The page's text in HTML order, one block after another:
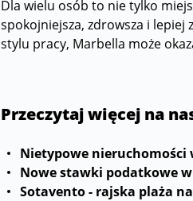
Dla wielu osób to nie tylko
spokojniejsza, zdrowsza i lepiej
stylu pracy, Marbella może
Przeczytaj więcej na
Nietypowe nieruchomości
Nowe stawki podatkowe
Sotavento - rajska plaża